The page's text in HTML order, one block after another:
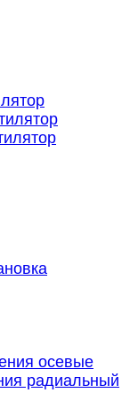
осевые
радиальный